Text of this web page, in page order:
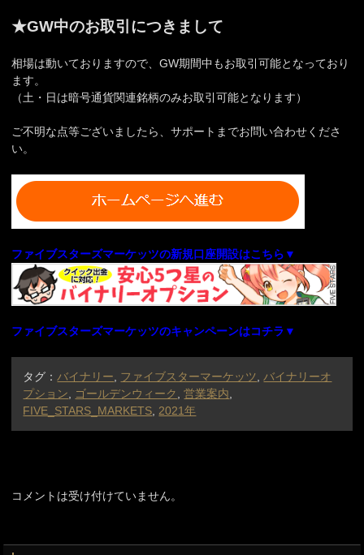
★GW中のお取引につきまして
相場は動いておりますので、GW期間中もお取引可能となっており
ます。
（土・日は暗号通貨関連銘柄のみお取引可能となります）
ご不明な点等ございましたら、サポートまでお問い合わせくださ
い。
ファイブスターズマーケッツの新規口座開設はこちら▼
ファイブスターズマーケッツのキャンペーンはコチラ▼
タグ： バイナリー ファイブスターマーケッツ
バイナリーオ
プション
ゴールデンウィーク ,営業案内
FIVE_STARS_MARKETS 2021年
コメントは受け付けていません。